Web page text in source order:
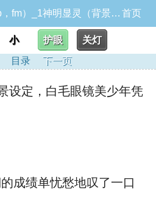
训诫文短篇合集（sp，fm）_1神明显灵（背景设定，白毛眼镜美少年凭空挨打） 首页
小 护眼
关灯
目录 下一页
定，白毛眼镜美少年凭
成绩单忧愁地叹了一口